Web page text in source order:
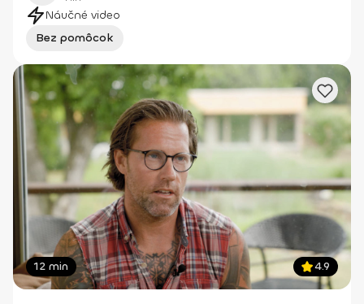
Náučné video
Bez pomôcok
12 min 4.9